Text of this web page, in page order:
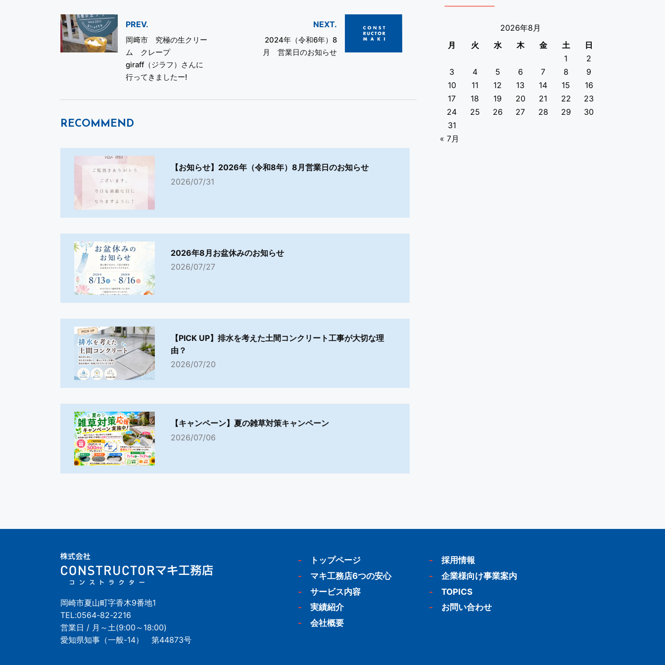
PREV.
岡﨑市 究極の生クリー
ム クレープ
giraff（ジラフ）さんに
行ってきましたー!
NEXT.
2024年（令和6年）8
月 営業日のお知らせ
RECOMMEND
【お知らせ】2026年（令和8年）8月営業日のお知らせ
2026/07/31
2026年8月お盆休みのお知らせ
2026/07/27
【PICK UP】排水を考えた土間コンクリート工事が大切な理
由？
2026/07/20
【キャンペーン】夏の雑草対策キャンペーン
2026/07/06
2026年8月
月
火 水 木 金 土
日
1
2
3
4 5 6 7 8
9
10
11 12 13 14 15
16
17
18 19 20 21 22
23
24
25 26 27 28 29
30
31
« 7月
岡崎市夏山町字香木9番地1
TEL:0564-82-2216
営業日 / 月～土(9:00～18:00)
愛知県知事（一般-14） 第44873号
-
トップページ
-
マキ工務店6つの安心
-
サービス内容
-
実績紹介
-
会社概要
-
採用情報
-
企業様向け事業案内
-
TOPICS
-
お問い合わせ